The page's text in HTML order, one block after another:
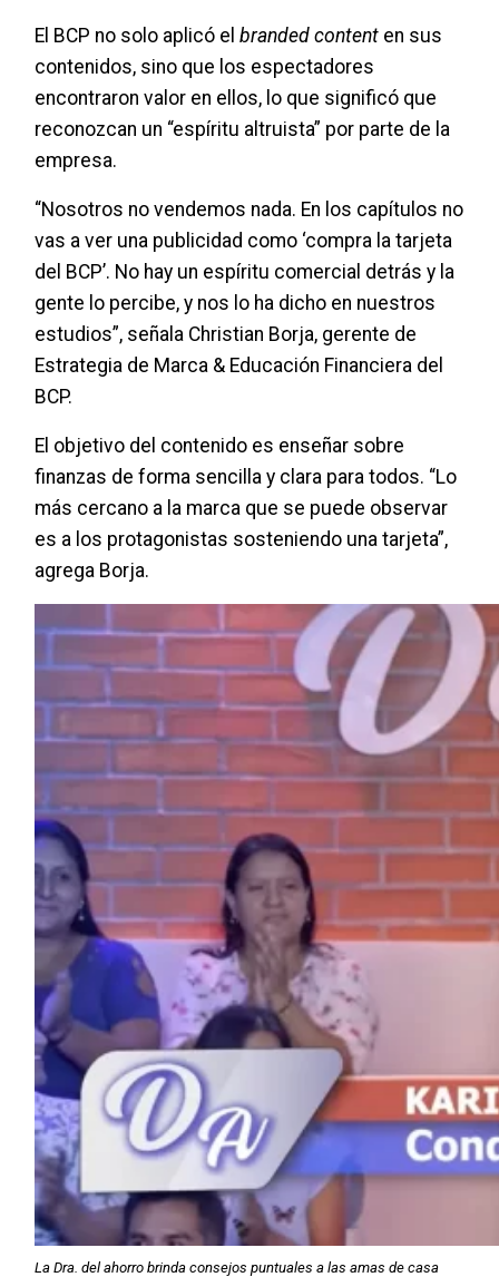
El BCP no solo aplicó el branded contenten sus
contenidos, sino que los espectadores
encontraron valor en ellos, lo que significó que
reconozcan un “espíritu altruista” por parte de la
empresa.
“Nosotros no vendemos nada. En los capítulos no
vas a ver una publicidad como ‘compra la tarjeta
del BCP’. No hay un espíritu comercial detrás y la
gente lo percibe, y nos lo ha dicho en nuestros
estudios”, señala Christian Borja, gerente de
Estrategia de Marca & Educación Financiera del
BCP.
El objetivo del contenido es enseñar sobre
finanzas de forma sencilla y clara para todos. “Lo
más cercano a la marca que se puede observar
es a los protagonistas sosteniendo una tarjeta”,
agrega Borja.
La Dra. del ahorro brinda consejos puntuales a las amas de casa